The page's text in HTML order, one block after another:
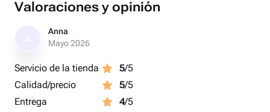
Valoraciones y opinión
Anna
Mayo 2026
Servicio de la tienda 5/5
Calidad/precio
5/5
Entrega
4/5